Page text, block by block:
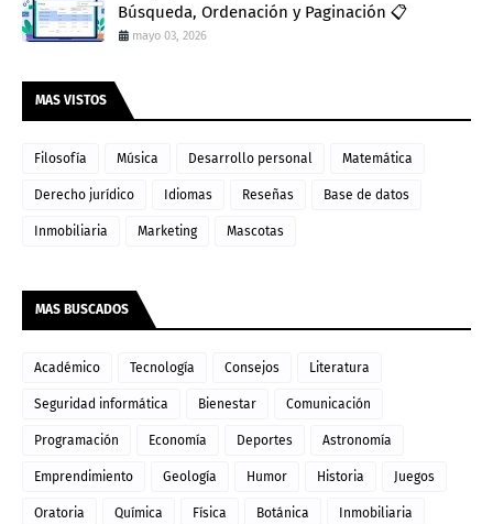
Búsqueda, Ordenación y Paginación 📋
mayo 03, 2026
MAS VISTOS
Filosofía Música Desarrollo personal Matemática
Derecho jurídico Idiomas Reseñas Base de datos
Inmobiliaria Marketing Mascotas
MAS BUSCADOS
Académico Tecnología Consejos Literatura
Seguridad informática Bienestar Comunicación
Programación Economía Deportes Astronomía
Emprendimiento Geología Humor Historia Juegos
Oratoria Química Física Botánica Inmobiliaria